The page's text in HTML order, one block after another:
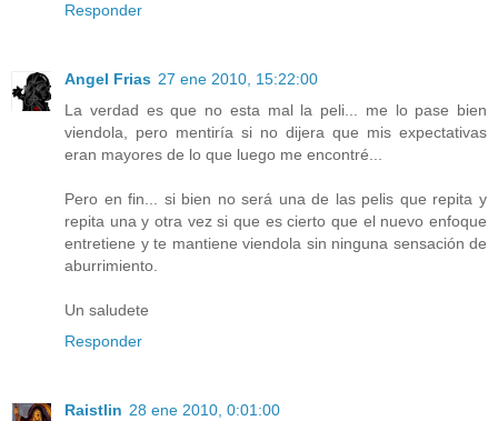
Responder
Angel Frias 27 ene 2010, 15:22:00
La verdad es que no esta mal la peli... me lo pase bien
viendola, pero mentiría si no dijera que mis expectativas
eran mayores de lo que luego me encontré...
Pero en fin... si bien no será una de las pelis que repita y
repita una y otra vez si que es cierto que el nuevo enfoque
entretiene y te mantiene viendola sin ninguna sensación de
aburrimiento.
Un saludete
Responder
Raistlin 28 ene 2010, 0:01:00